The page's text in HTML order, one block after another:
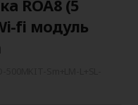
ROA8 (5
fi модуль